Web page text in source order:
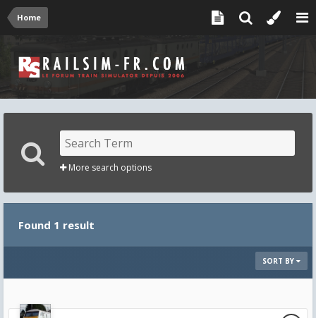
Home
More search options
Found 1 result
SORT BY